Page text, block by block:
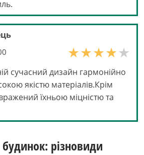
сучасний дизайн гармонійно
якістю матеріалів.Крім
їхньою міцністю та
будинок: різновиди